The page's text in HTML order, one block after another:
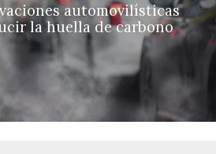
automovilísticas
la huella de carbono